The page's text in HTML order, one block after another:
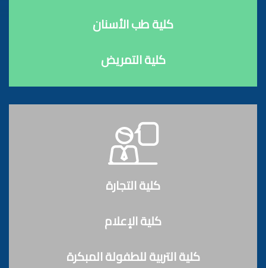
كلية طب الأسنان
كلية التمريض
كلية التجارة
كلية الإعلام
كلية التربية للطفولة المبكرة